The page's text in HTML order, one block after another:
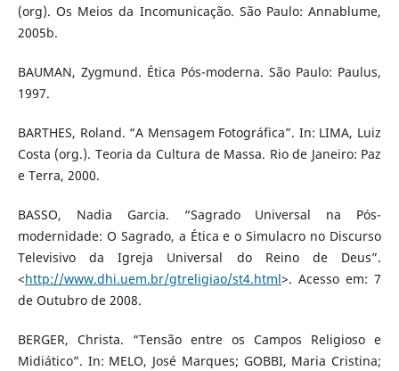
(org). Os Meios da Incomunicação. São Paulo: Annablume,
2005b.
BAUMAN, Zygmund. Ética Pós-moderna. São Paulo: Paulus,
1997.
BARTHES, Roland. “A Mensagem Fotográfica”. In: LIMA, Luiz
Costa (org.). Teoria da Cultura de Massa. Rio de Janeiro: Paz
e Terra, 2000.
BASSO, Nadia Garcia. “Sagrado Universal na Pós-
modernidade: O Sagrado, a Ética e o Simulacro no Discurso
Televisivo da Igreja Universal do Reino de Deus”.
<http://www.dhi.uem.br/gtreligiao/st4.html>. Acesso em: 7
de Outubro de 2008.
BERGER, Christa. “Tensão entre os Campos Religioso e
Midiático”. In: MELO, José Marques; GOBBI, Maria Cristina;